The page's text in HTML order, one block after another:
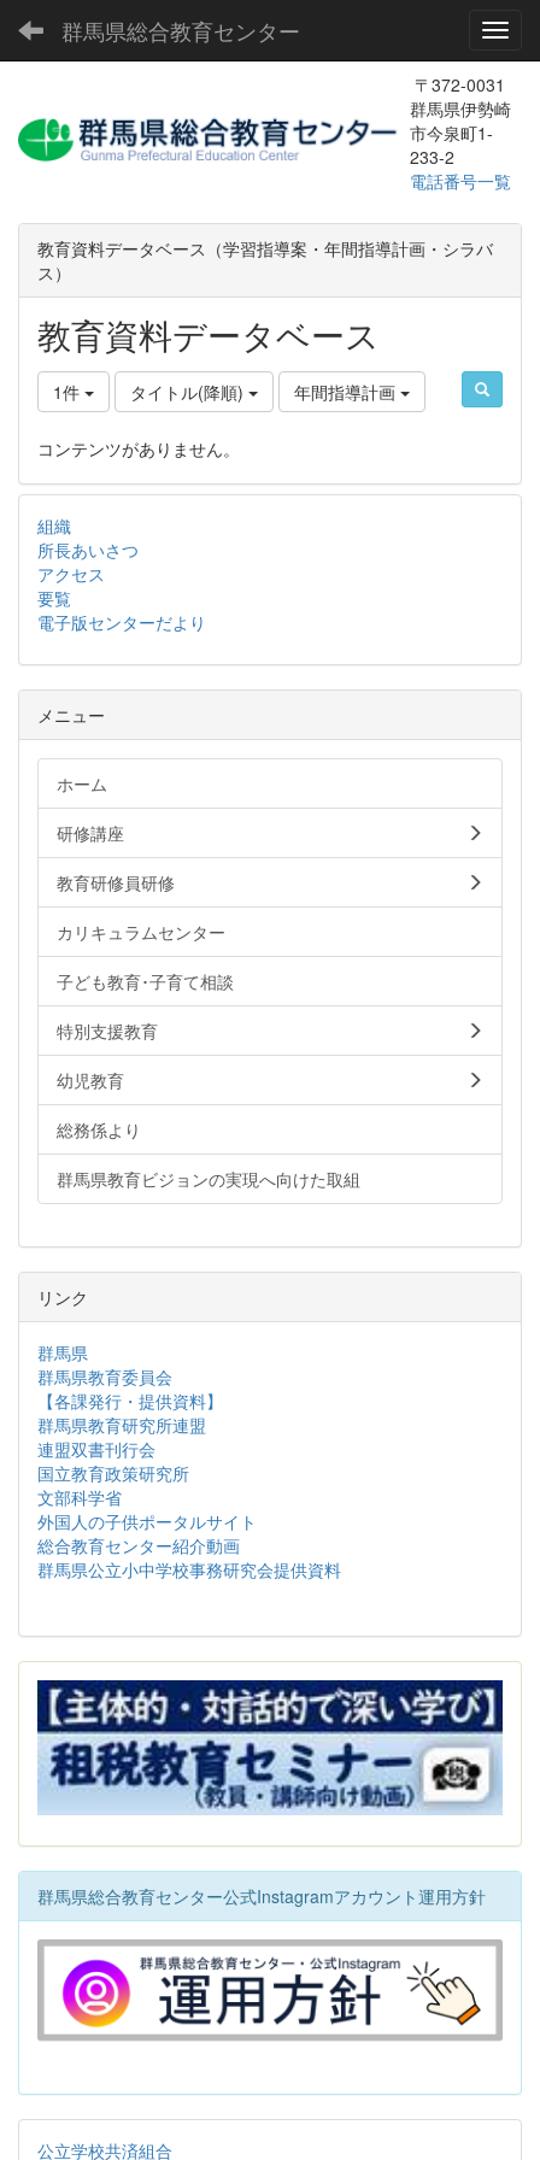
群馬県総合教育センター
〒372-0031
群馬県伊勢崎
市今泉町1-
233-2
電話番号一覧
教育資料データベース（学習指導案・年間指導計画・シラバ
ス）
教育資料データベース
1件 タイトル(降順) 年間指導計画
コンテンツがありません。
組織
所長あいさつ
アクセス
要覧
電子版センターだより
メニュー
ホーム
研修講座
教育研修員研修
カリキュラムセンター
子ども教育･子育て相談
特別支援教育
幼児教育
総務係より
群馬県教育ビジョンの実現へ向けた取組
リンク
群馬県
群馬県教育委員会
【各課発行・提供資料】
群馬県教育研究所連盟
連盟双書刊行会
国立教育政策研究所
文部科学省
外国人の子供ポータルサイト
総合教育センター紹介動画
群馬県公立小中学校事務研究会提供資料
群馬県総合教育センター公式Instagramアカウント運用方針
公立学校共済組合